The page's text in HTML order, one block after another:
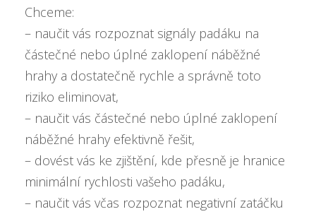
Chceme:
– naučit vás rozpoznat signály padáku na
částečné nebo úplné zaklopení náběžné
hrahy a dostatečně rychle a správně toto
riziko eliminovat,
– naučit vás částečné nebo úplné zaklopení
náběžné hrahy efektivně řešit,
– dovést vás ke zjištění, kde přesně je hranice
minimální rychlosti vašeho padáku,
– naučit vás včas rozpoznat negativní zatáčku